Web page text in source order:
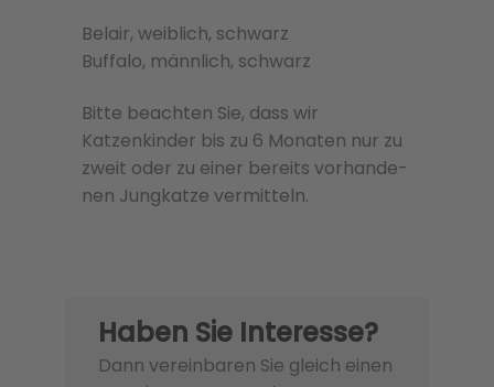
Belair, weiblich, schwarz
Buffalo, männlich, schwarz
Bitte beachten Sie, dass wir
Katzenkinder bis zu 6 Monaten nur zu
zweit oder zu einer bere­its vorhan­de­
nen Jungkatze ver­mit­teln.
Haben Sie Interesse?
Dann vereinbaren Sie gleich einen